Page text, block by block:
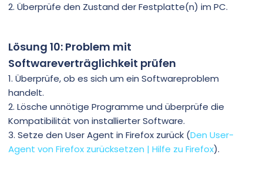
2. Überprüfe den Zustand der Festplatte(n) im PC.
Lösung 10: Problem mit
Softwareverträglichkeit prüfen
1. Überprüfe, ob es sich um ein Softwareproblem
handelt.
2. Lösche unnötige Programme und überprüfe die
Kompatibilität von installierter Software.
3. Setze den User Agent in Firefox zurück (Den User-
Agent von Firefox zurücksetzen | Hilfe zu Firefox).